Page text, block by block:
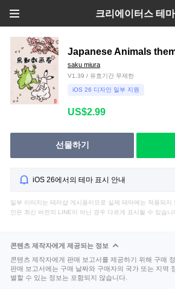
크리에이터스 테마
Japanese Animals
saku miura
V1.39 / 유효기간 무제한
iOS 26 디자인 일부 지원
US$2.99
선물하기
iOS 26에서의 테마 표시 안내
일부 이미지는 테마샵 게시용이므로 실제 테마에는 적용되
인은 최신 버전의 LINE이 아닌 경우 다르게 표시될 수 있습니
콘텐츠 제작자에게 제공되는 정보
콘텐츠 제작자에게 판매 보고서를 제공하기 위해 구매
판매 보고서에는 구매 날짜와 구매자의 국가 또는 지역
별할 수 있는 정보는 포함되지 않습니다.